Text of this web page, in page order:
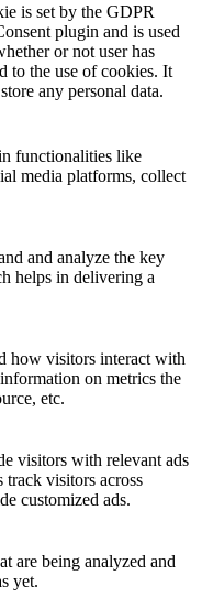
is set by the GDPR
plugin and is used
or not user has
to the use of cookies. It
any personal data.
functionalities like
media platforms, collect
and analyze the key
helps in delivering a
how visitors interact with
on metrics the
etc.
visitors with relevant ads
track visitors across
customized ads.
are being analyzed and
yet.